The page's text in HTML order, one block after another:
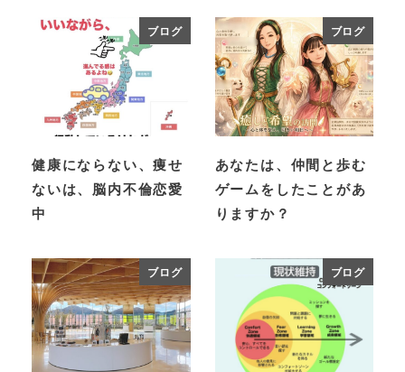
ブログ
健康にならない、痩せ
ないは、脳内不倫恋愛
中
ブログ
あなたは、仲間と歩む
ゲームをしたことがあ
りますか？
ブログ ブログ